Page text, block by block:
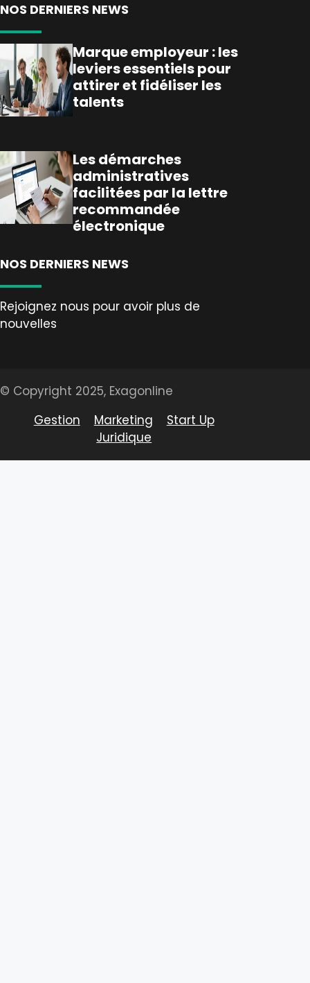
NOS DERNIERS NEWS
Marque employeur : les
leviers essentiels pour
attirer et fidéliser les
talents
Les démarches
administratives
facilitées par la lettre
recommandée
électronique
NOS DERNIERS NEWS
Rejoignez nous pour avoir plus de
nouvelles
© Copyright 2025, Exagonline
Gestion
Marketing
Start Up
Juridique